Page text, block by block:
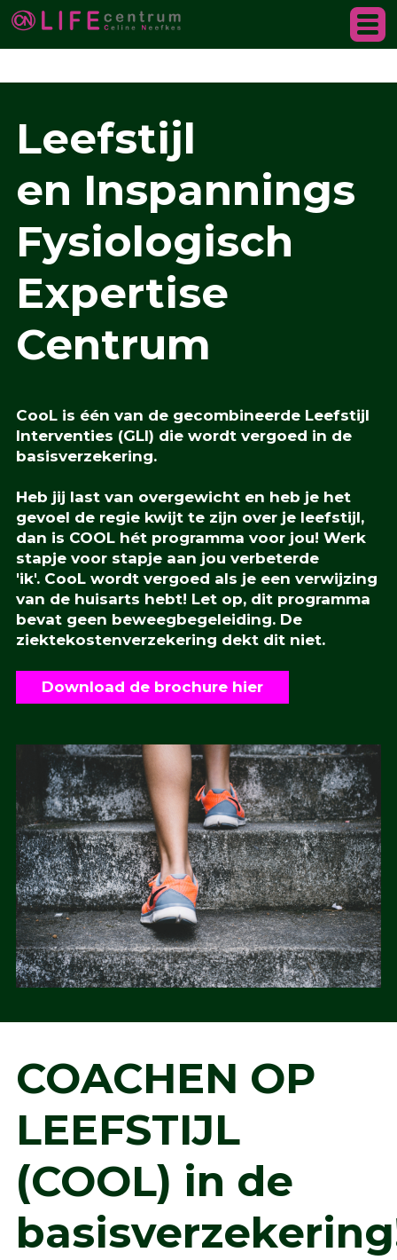
✓ CooL wordt vergoed in de basis verzekering ✓
+316 38 0168 03
Leefstijl
en Inspannings
Fysiologisch
Expertise
Centrum
CooL is één van de gecombineerde Leefstijl
Interventies (GLI) die wordt vergoed in de
basisverzekering.
Heb jij last van overgewicht en heb je het
gevoel de regie kwijt te zijn over je leefstijl,
dan is COOL hét programma voor jou! Werk
stapje voor stapje aan jou verbeterde
'ik'. CooL wordt vergoed als je een verwijzing
van de huisarts hebt! Let op, dit programma
bevat geen beweegbegeleiding. De
ziektekostenverzekering dekt dit niet.
Download de brochure hier
COACHEN OP
LEEFSTIJL
(COOL) in de